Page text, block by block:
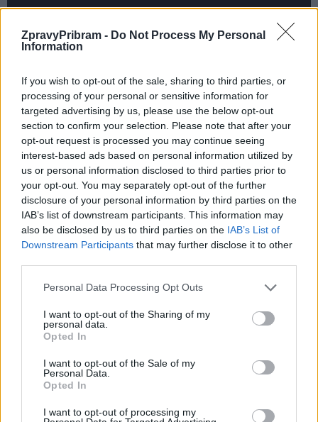
ZpravyPribram - Do Not Process My Personal
Information
If you wish to opt-out of the sale, sharing to third parties, or
processing of your personal or sensitive information for
targeted advertising by us, please use the below opt-out
section to confirm your selection. Please note that after your
opt-out request is processed you may continue seeing
interest-based ads based on personal information utilized by
us or personal information disclosed to third parties prior to
your opt-out. You may separately opt-out of the further
disclosure of your personal information by third parties on the
IAB’s list of downstream participants. This information may
also be disclosed by us to third parties on the IAB’s List of
Downstream Participants that may further disclose it to other
Personal Data Processing Opt Outs
I want to opt-out of the Sharing of my
personal data.
Opted In
I want to opt-out of the Sale of my
Personal Data.
Opted In
I want to opt-out of processing my
Komentáře
TAGY dlažba Marek Školoud odpadkový koš
oprava
památkáři
Pražská ulice Vladimír Karpíšek
Předchozí článek
Příbramská nemocnice tento
Nová střecha i koncertní křídlo,